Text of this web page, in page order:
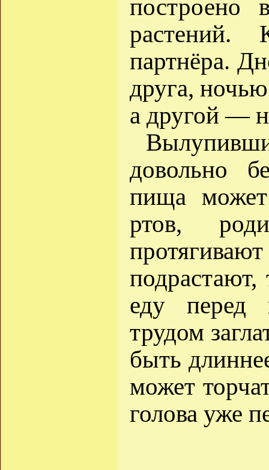
построено
растений.
партнёра.
друга,
а другой —
довольно
пища
ртов,
подрастают,
еду
трудом
быть
может
голова уже